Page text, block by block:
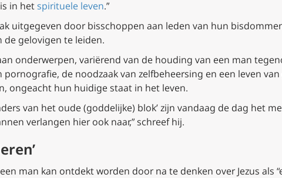
in hetspirituele leven.”
uitgegeven door bisschoppen aan leden van hun
gelovigen te leiden.
onderwerpen, variërend van de houding van een man
de noodzaak van zelfbeheersing en een leven
ongeacht hun huidige staat in het leven.
van het oude (goddelijke) blok’ zijn vandaag de dag het
verlangen hier ook naar,” schreef hij.
man kan ontdekt worden door na te denken over Jezus als